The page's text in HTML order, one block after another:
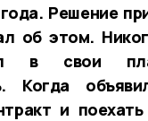
Решение
об этом.
в свои
Когда
и